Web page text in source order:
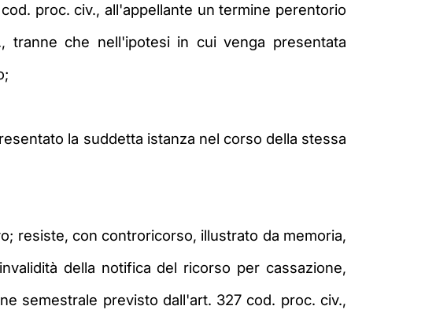
proc. civ., all'appellante un termine perentorio
tranne che nell'ipotesi in cui venga presentata
la suddetta istanza nel corso della stessa
resiste, con controricorso, illustrato da memoria,
della notifica del ricorso per cassazione,
semestrale previsto dall'art. 327 cod. proc. civ.,